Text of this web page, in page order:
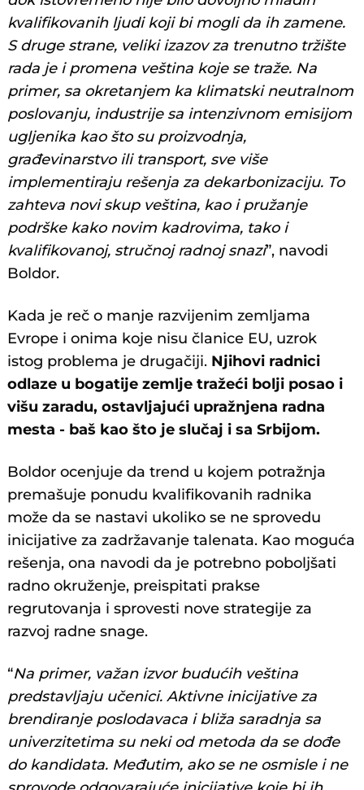
kvalifikovanih ljudi koji bi mogli da ih zamene.
S druge strane, veliki izazov za trenutno tržište
rada je i promena veština koje se traže. Na
primer, sa okretanjem ka klimatski neutralnom
poslovanju, industrije sa intenzivnom emisijom
ugljenika kao što su proizvodnja,
građevinarstvo ili transport, sve više
implementiraju rešenja za dekarbonizaciju. To
zahteva novi skup veština, kao i pružanje
podrške kako novim kadrovima, tako i
kvalifikovanoj, stručnoj radnoj snazi”, navodi
Boldor.
Kada je reč o manje razvijenim zemljama
Evrope i onima koje nisu članice EU, uzrok
istog problema je drugačiji. Njihovi radnici
odlaze u bogatije zemlje tražeći bolji posao i
višu zaradu, ostavljajući upražnjena radna
mesta - baš kao što je slučaj i sa Srbijom.
Boldor ocenjuje da trend u kojem potražnja
premašuje ponudu kvalifikovanih radnika
može da se nastavi ukoliko se ne sprovedu
inicijative za zadržavanje talenata. Kao moguća
rešenja, ona navodi da je potrebno poboljšati
radno okruženje, preispitati prakse
regrutovanja i sprovesti nove strategije za
razvoj radne snage.
“Na primer, važan izvor budućih veština
predstavljaju učenici. Aktivne inicijative za
brendiranje poslodavaca i bliža saradnja sa
univerzitetima su neki od metoda da se dođe
do kandidata. Međutim, ako se ne osmisle i ne